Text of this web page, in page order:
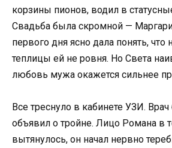
корзины пионов, водил в
Свадьба была скромной —
первого дня ясно дала понять, что
теплицы ей не ровня. Но Света
любовь мужа окажется сильнее
Все треснуло в кабинете УЗИ.
объявил о тройне. Лицо Романа в
вытянулось, он начал нервно